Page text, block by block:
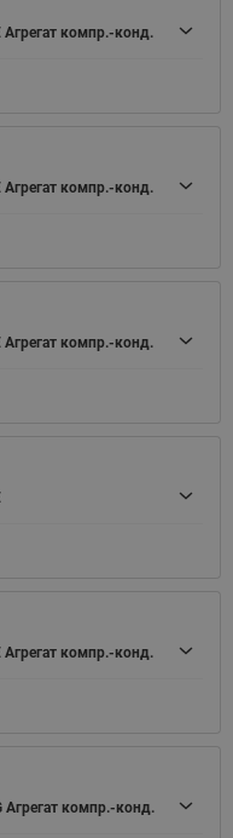
Агрегат компр.-конд.
Агрегат компр.-конд.
Агрегат компр.-конд.
Агрегат компр.-конд.
Агрегат компр.-конд.